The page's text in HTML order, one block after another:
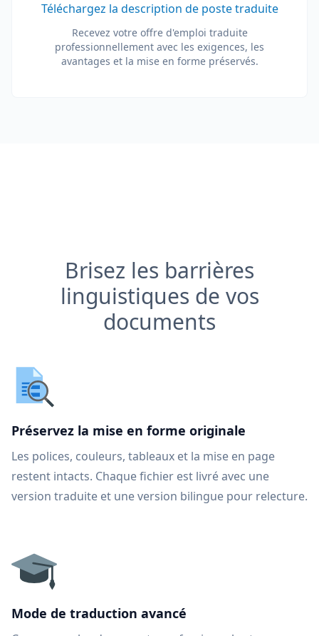
Téléchargez la description de poste traduite
Recevez votre offre d'emploi traduite
professionnellement avec les exigences, les
avantages et la mise en forme préservés.
Brisez les barrières
linguistiques de vos
documents
Préservez la mise en forme originale
Les polices, couleurs, tableaux et la mise en page
restent intacts. Chaque fichier est livré avec une
version traduite et une version bilingue pour relecture.
Mode de traduction avancé